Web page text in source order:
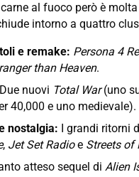
al fuoco però è molta
intorno a quattro
e remake: Persona 4
than Heaven.
Due nuovi Total War(uno
40,000 e uno medievale).
nostalgia: I grandi ritorni
, Jet Set Radioe Streets of
atteso sequel di Alien